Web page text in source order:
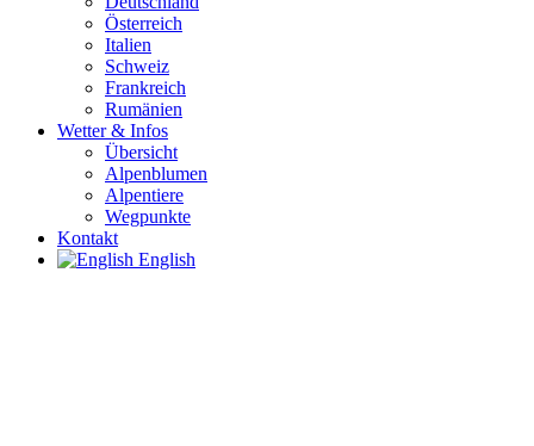
Österreich
Italien
Schweiz
Frankreich
Rumänien
Wetter & Infos
Übersicht
Alpenblumen
Alpentiere
Wegpunkte
Kontakt
English